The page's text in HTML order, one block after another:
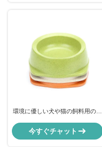
環境に優しい犬や猫の飼料用の竹
今すぐチャット